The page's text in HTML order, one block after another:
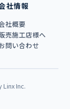
社情報
社概要
売施工店様へ
問い合わせ
Linx Inc.